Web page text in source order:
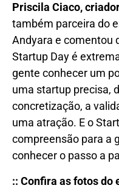
Priscila Ciaco,
também parceira do
Andyara e comentou
Startup Day é
gente conhecer um
uma startup precisa,
concretização, a
uma atração. E o
compreensão para a
conhecer o passo a
:: Confira as fotos do